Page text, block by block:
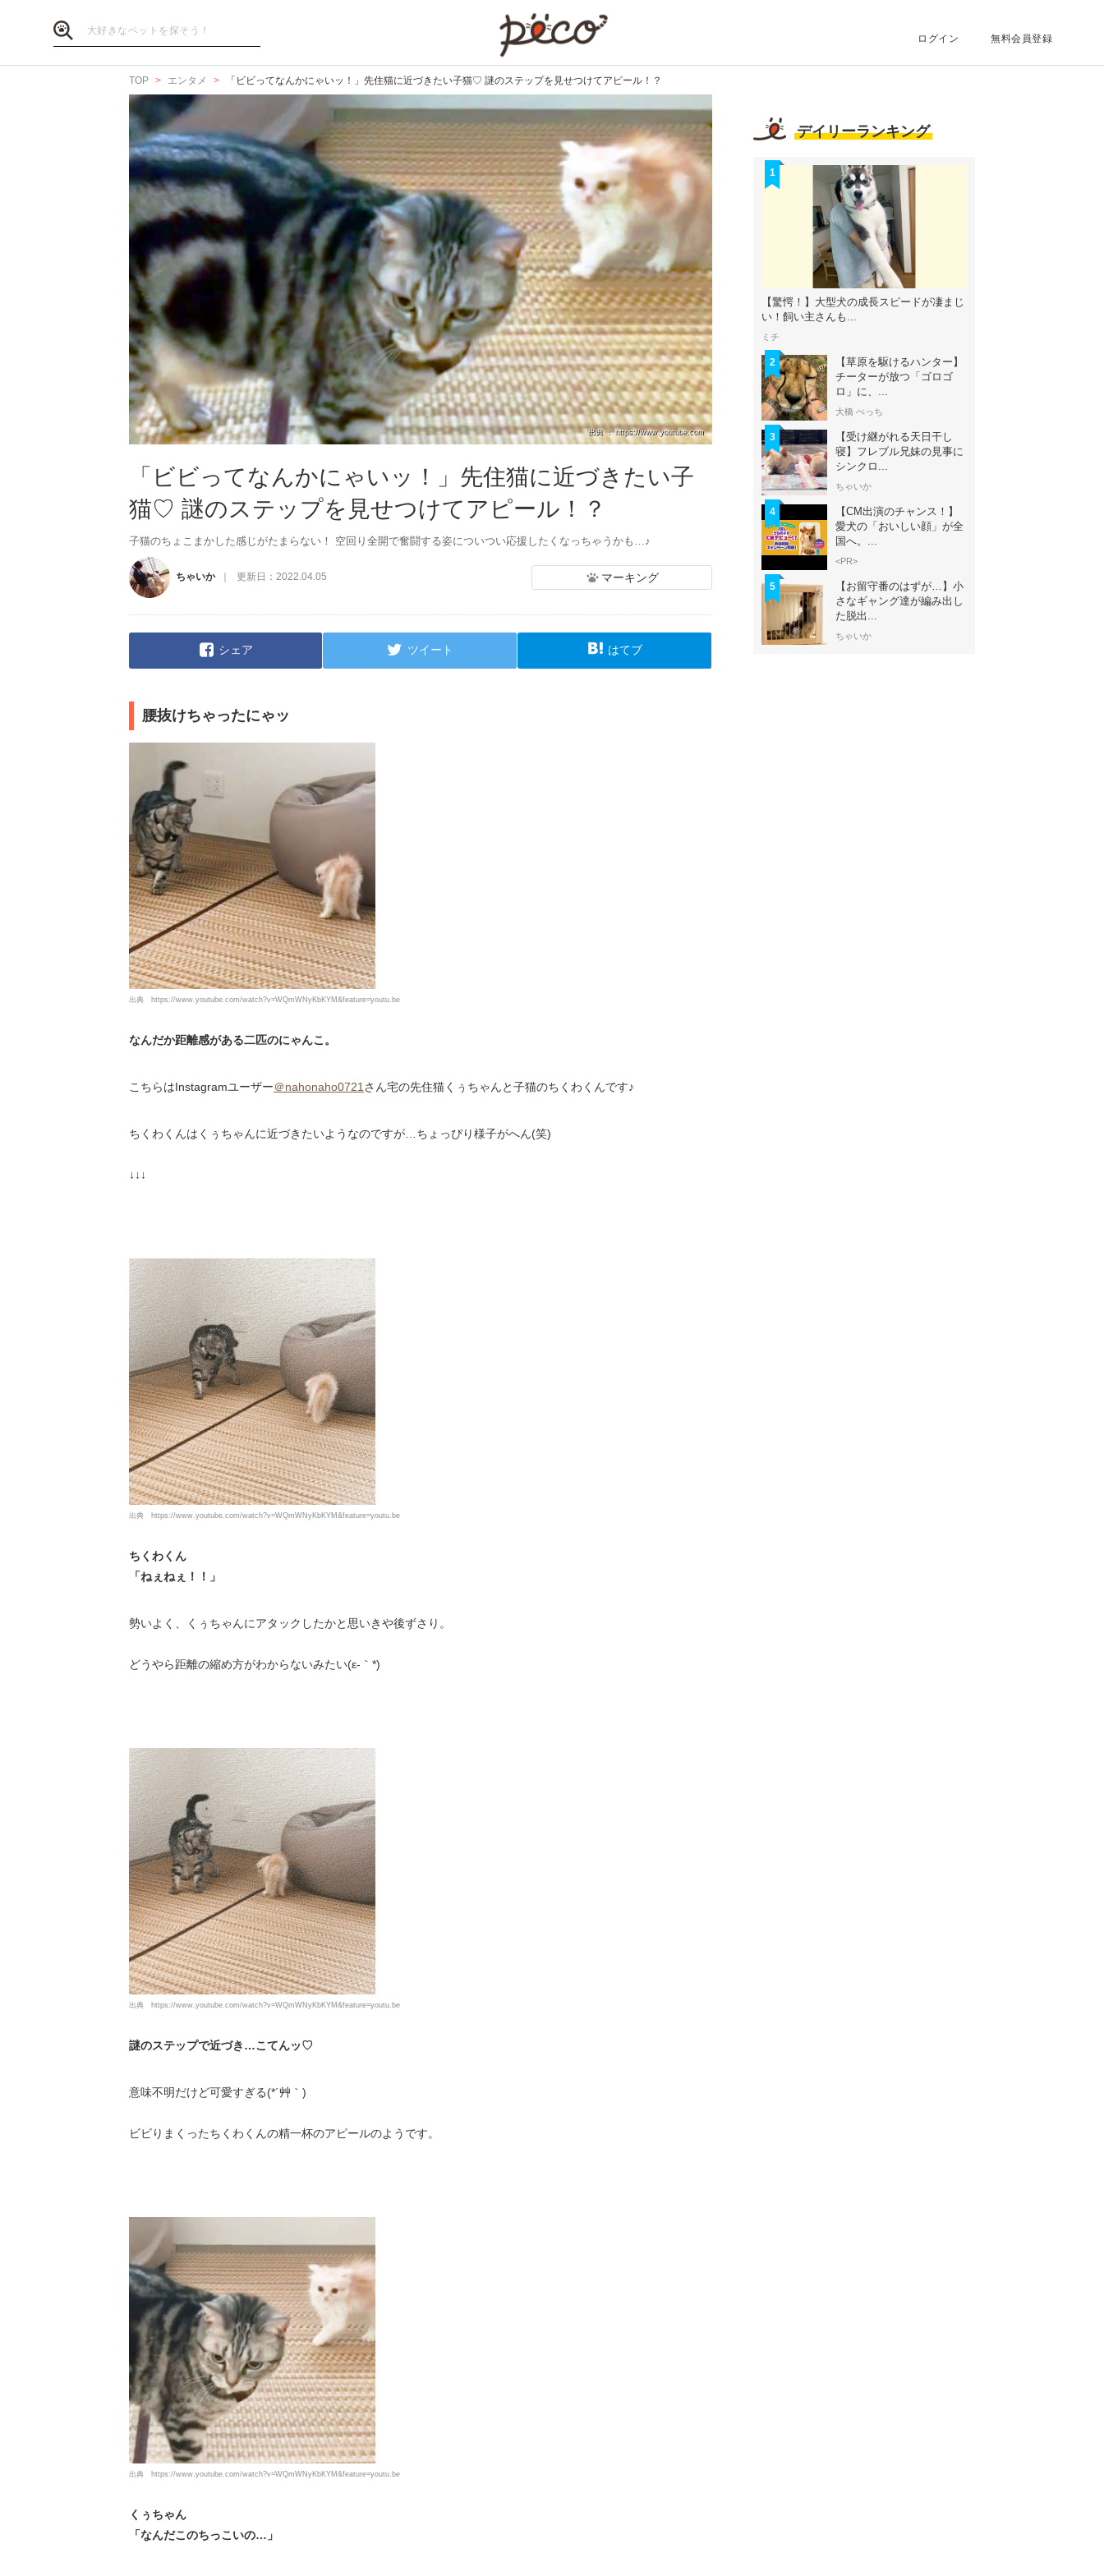
ログイン 無料会員登録
TOP エンタメ 「ビビってなんかにゃいッ！」先住猫に近づきたい子猫♡ 謎のステップを見せつけてアピール！？
出典 ： https://www.youtube.com
「ビビってなんかにゃいッ！」先住猫に近づきたい子
猫♡ 謎のステップを見せつけてアピール！？
子猫のちょこまかした感じがたまらない！ 空回り全開で奮闘する姿についつい応援したくなっちゃうかも…♪
ちゃいか 更新日： 2022.04.05 マーキング
シェア ツイート はてブ
腰抜けちゃったにゃッ
出典 https://www.youtube.com/watch?v=WQmWNyKbKYM&feature=youtu.be
なんだか距離感がある二匹のにゃんこ。
こちらはInstagramユーザー＠nahonaho0721 さん宅の先住猫くぅちゃんと子猫のちくわくんです♪
ちくわくんはくぅちゃんに近づきたいようなのですが…ちょっぴり様子がへん(笑)
↓↓↓
出典 https://www.youtube.com/watch?v=WQmWNyKbKYM&feature=youtu.be
ちくわくん
「ねぇねぇ！！」
勢いよく、くぅちゃんにアタックしたかと思いきや後ずさり。
どうやら距離の縮め方がわからないみたい(ε-｀*)
出典 https://www.youtube.com/watch?v=WQmWNyKbKYM&feature=youtu.be
謎のステップで近づき…こてんッ♡
意味不明だけど可愛すぎる(*´艸｀)
ビビりまくったちくわくんの精一杯のアピールのようです。
出典 https://www.youtube.com/watch?v=WQmWNyKbKYM&feature=youtu.be
くぅちゃん
「なんだこのちっこいの…」
デイリーランキング
1
【驚愕！】大型犬の成長スピードが凄まじ
い！飼い主さんも...
ミチ
2
【草原を駆けるハンター】
チーターが放つ「ゴロゴ
ロ」に、...
大橋 ぺっち
3
【受け継がれる天日干し
寝】フレブル兄妹の見事に
シンクロ...
ちゃいか
4
【CM出演のチャンス！】
愛犬の「おいしい顔」が全
国へ。...
<PR>
5
【お留守番のはずが…】小
さなギャング達が編み出し
た脱出...
ちゃいか